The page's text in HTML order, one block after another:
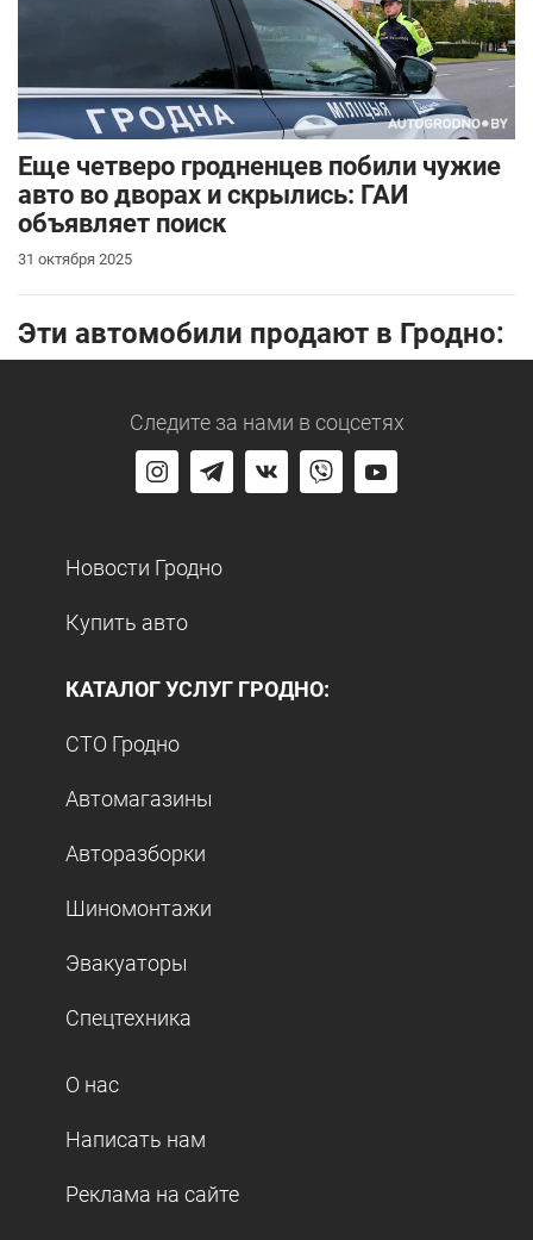
Еще четверо гродненцев побили чужие
авто во дворах и скрылись: ГАИ
объявляет поиск
31 октября 2025
Эти автомобили продают в Гродно:
Следите за нами в соцсетях
Новости Гродно
Купить авто
КАТАЛОГ УСЛУГ ГРОДНО:
СТО Гродно
Автомагазины
Авторазборки
Шиномонтажи
Эвакуаторы
Спецтехника
О нас
Написать нам
Реклама на сайте